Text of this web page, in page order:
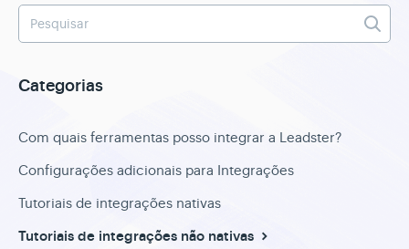
Categorias
Com quais ferramentas posso integrar a Leadster?
Configurações adicionais para Integrações
Tutoriais de integrações nativas
Tutoriais de integrações não nativas